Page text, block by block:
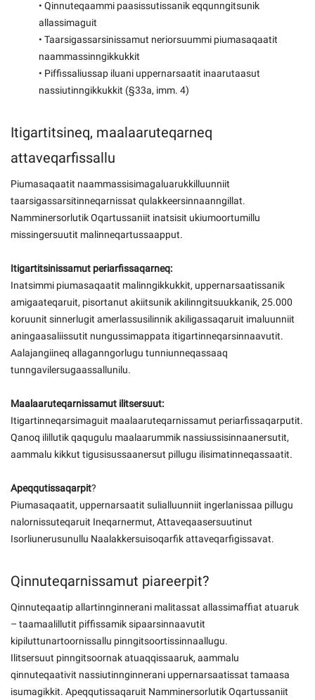
• Qinnuteqaammi paasissutissanik eqqunngitsunik
allassimaguit
• Taarsigassarsinissamut neriorsuummi piumasaqaatit
naammassinngikkukkit
• Piffissaliussap iluani uppernarsaatit inaarutaasut
nassiutinngikkukkit (§33a, imm. 4)
Itigartitsineq, maalaaruteqarneq
attaveqarfissallu
Piumasaqaatit naammassisimagaluarukkilluunniit
taarsigassarsitinneqarnissat qulakkeersinnaanngillat.
Namminersorlutik Oqartussaniit inatsisit ukiumoortumillu
missingersuutit malinneqartussaapput.
Itigartitsinissamut periarfissaqarneq:
Inatsimmi piumasaqaatit malinngikkukkit, uppernarsaatissanik
amigaateqaruit, pisortanut akiitsunik akilinngitsuukkanik, 25.000
koruunit sinnerlugit amerlassusilinnik akiligassaqaruit imaluunniit
aningaasaliissutit nungussimappata itigartinneqarsinnaavutit.
Aalajangiineq allaganngorlugu tunniunneqassaaq
tunngavilersugaassallunilu.
Maalaaruteqarnissamut ilitsersuut:
Itigartinneqarsimaguit maalaaruteqarnissamut periarfissaqarputit.
Qanoq ilillutik qaqugulu maalaarummik nassiussisinnaanersutit,
aammalu kikkut tigusisussaanersut pillugu ilisimatinneqassaatit.
Apeqqutissaqarpit?
Piumasaqaatit, uppernarsaatit sulialluunniit ingerlanissaa pillugu
nalornissuteqaruit Ineqarnermut, Attaveqaasersuutinut
Isorliunerusunullu Naalakkersuisoqarfik attaveqarfigissavat.
Qinnuteqarnissamut piareerpit?
Qinnuteqaatip allartinnginnerani malitassat allassimaffiat atuaruk
– taamaalillutit piffissamik sipaarsinnaavutit
kipiluttunartoornissallu pinngitsoortissinnaallugu.
Ilitsersuut pinngitsoornak atuaqqissaaruk, aammalu
qinnuteqaativit nassiutinnginnerani uppernarsaatissat tamaasa
isumagikkit. Apeqqutissaqaruit Namminersorlutik Oqartussaniit